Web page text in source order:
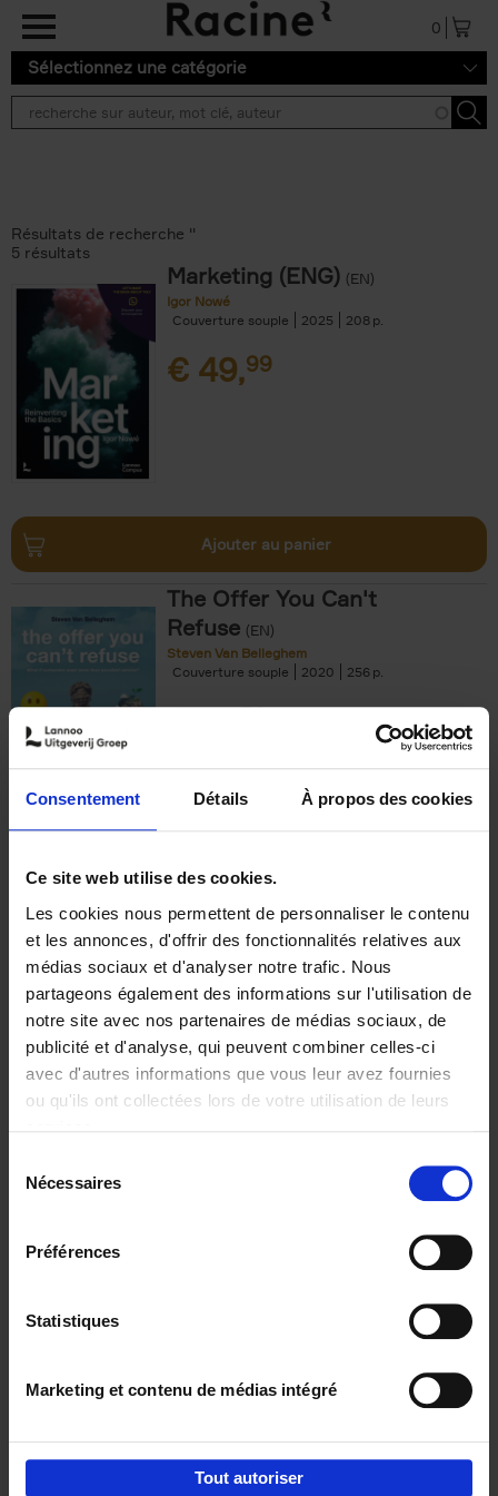
Consentement Détails À propos des cookies
Ce site web utilise des cookies.
Les cookies nous permettent de personnaliser le contenu
et les annonces, d'offrir des fonctionnalités relatives aux
médias sociaux et d'analyser notre trafic. Nous
partageons également des informations sur l'utilisation de
notre site avec nos partenaires de médias sociaux, de
publicité et d'analyse, qui peuvent combiner celles-ci
avec d'autres informations que vous leur avez fournies
ou qu'ils ont collectées lors de votre utilisation de leurs
Nécessaires
Préférences
Statistiques
Marketing et contenu de médias intégré
Tout autoriser
Aller au contenu principal
0
Sélectionnez une catégorie
Résultats de recherche ''
5 résultats
Marketing (ENG) (EN)
Igor Nowé
Couverture souple
2025 208
€ 49,99
Ajouter au panier
The Offer You Can't
Refuse (EN)
Steven Van Belleghem
Couverture souple
2020 256
€37,50
Building Bonds = Building
Business
Jochen Roef Jozefien De Feyter
Carolien Boom
Couverture souple
2025 200
€29,99
Digital marketing like a PRO -
completely revised edition (EN)